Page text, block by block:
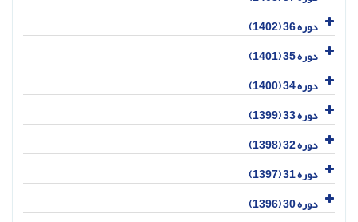
دوره 36 (1402)
دوره 35 (1401)
دوره 34 (1400)
دوره 33 (1399)
دوره 32 (1398)
دوره 31 (1397)
دوره 30 (1396)